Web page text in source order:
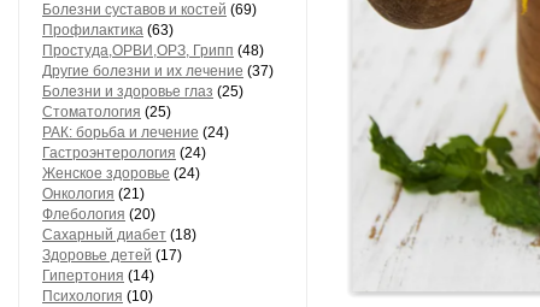
Болезни суставов и костей (69)
Профилактика (63)
Простуда,ОРВИ,ОРЗ, Грипп (48)
Другие болезни и их лечение (37)
Болезни и здоровье глаз (25)
Стоматология (25)
РАК: борьба и лечение (24)
Гастроэнтерология (24)
Женское здоровье (24)
Онкология (21)
Флебология (20)
Сахарный диабет (18)
Здоровье детей (17)
Гипертония (14)
Психология (10)